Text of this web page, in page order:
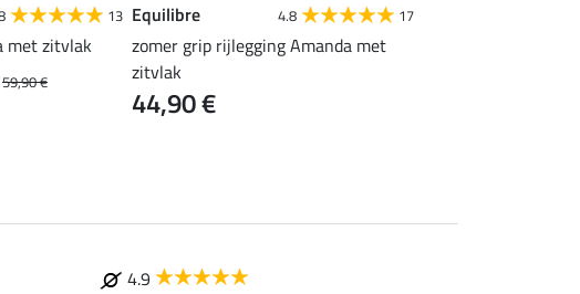
13
met zitvlak
59,90 €
Equilibre 4.8 17
zomer grip rijlegging Amanda met
zitvlak
44,90 €
4.9